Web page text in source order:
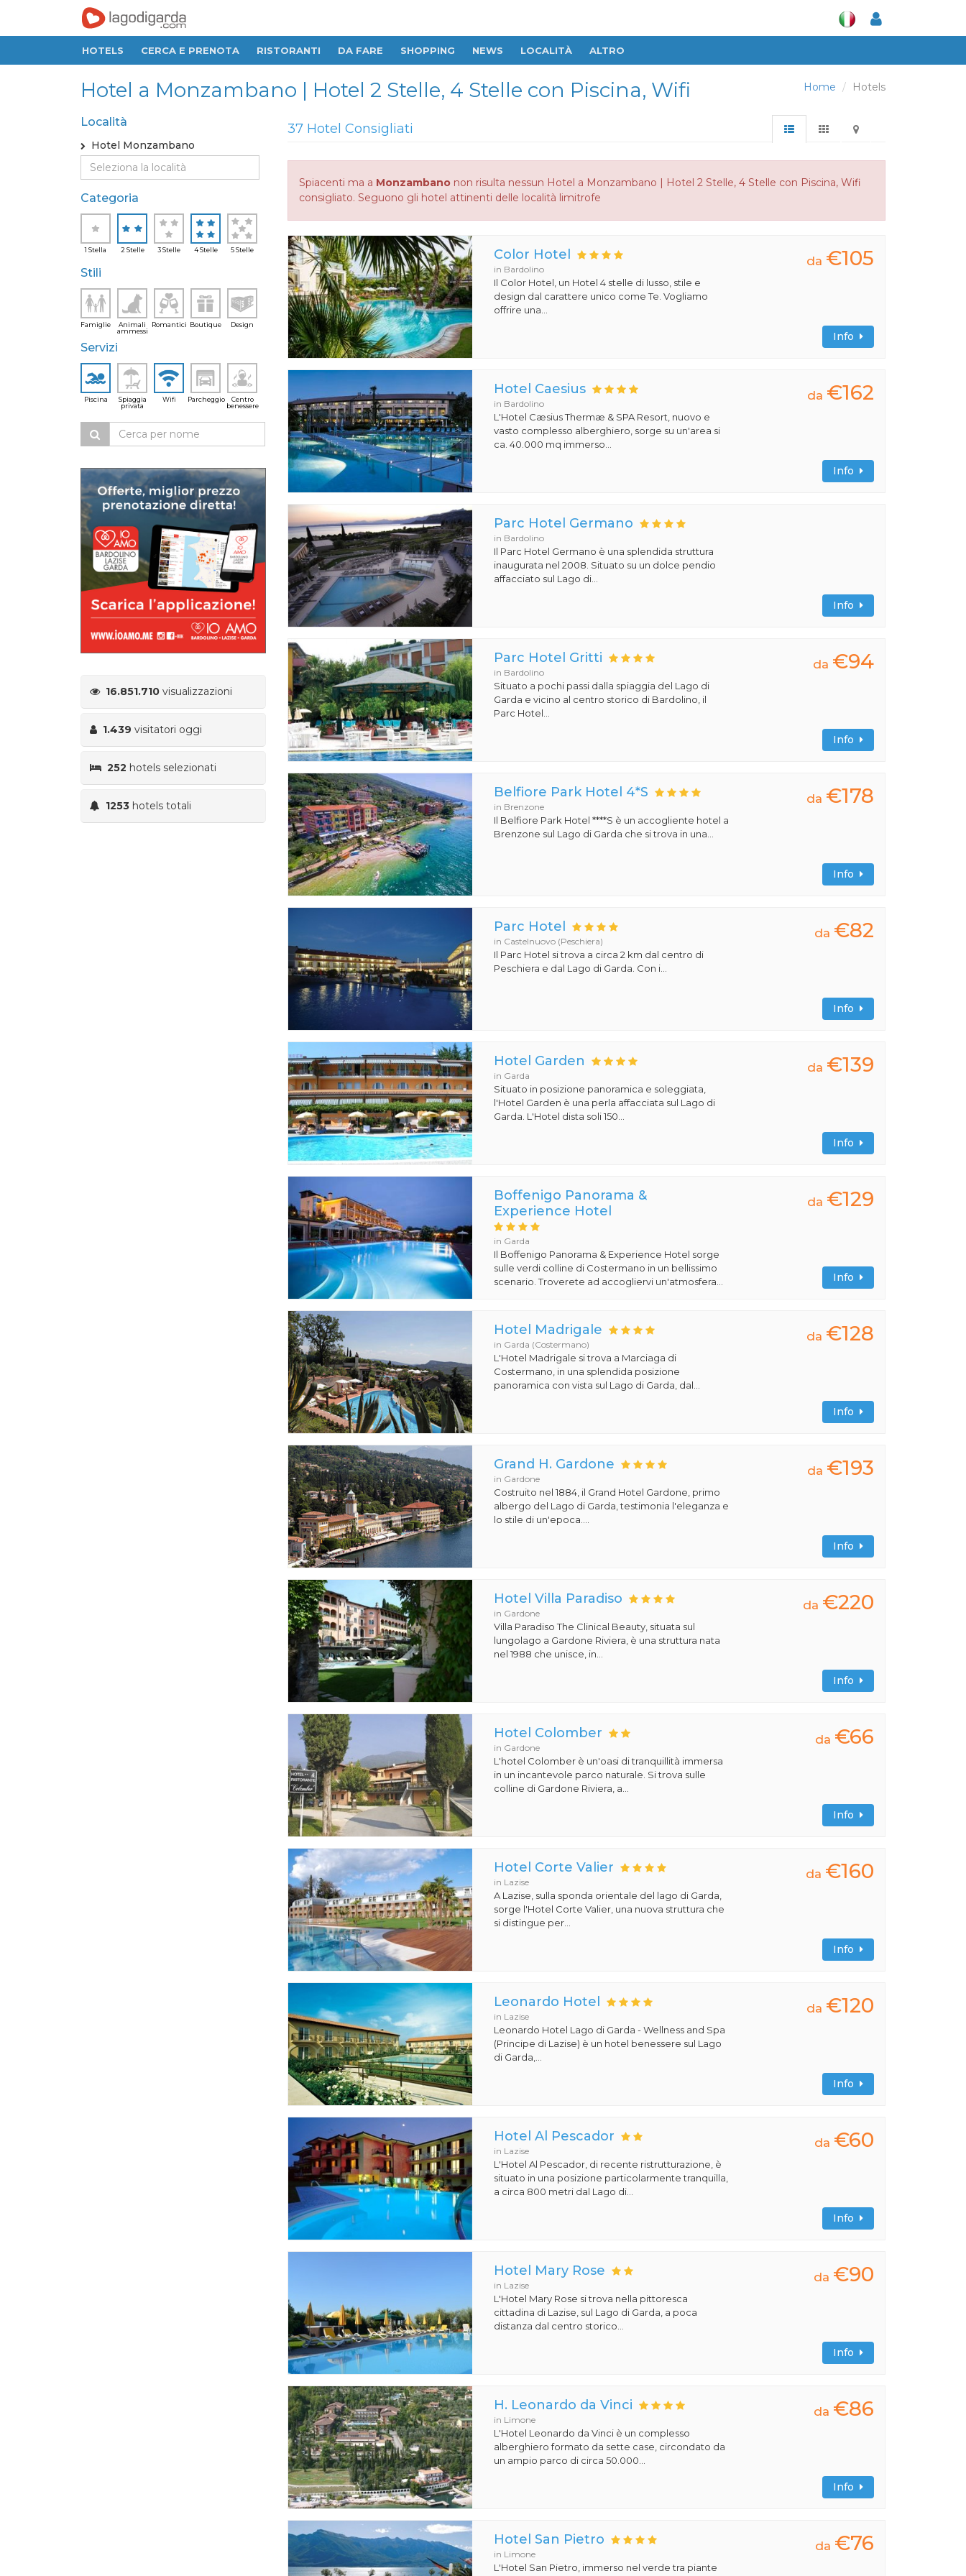
HOTELS CERCA E PRENOTA RISTORANTI DA FARE SHOPPING NEWS LOCALITÀ ALTRO
Home Hotels
Hotel a Monzambano | Hotel 2 Stelle, 4 Stelle con Piscina, Wifi
Località
Hotel Monzambano
Categoria
1 Stella 2 Stelle 3 Stelle 4 Stelle 5 Stelle
Stili
Famiglie
Animali
ammessi
Romantici Boutique Design
Servizi
Piscina
Spiaggia
privata
Wifi Parcheggio
Centro
benessere
16.851.710 visualizzazioni
1.439 visitatori oggi
252 hotels selezionati
1253 hotels totali
37 Hotel Consigliati
Spiacenti ma a Monzambanonon risulta nessun Hotel a Monzambano | Hotel 2 Stelle, 4 Stelle con Piscina, Wifi
consigliato. Seguono gli hotel attinenti delle località limitrofe
Color Hotel
in Bardolino
Il Color Hotel, un Hotel 4 stelle di lusso, stile e
design dal carattere unico come Te. Vogliamo
offrire una...
da €105
Info
Hotel Caesius
in Bardolino
L'Hotel Cæsius Thermæ & SPA Resort, nuovo e
vasto complesso alberghiero, sorge su un'area si
ca. 40.000 mq immerso...
da €162
Info
Parc Hotel Germano
in Bardolino
Il Parc Hotel Germano è una splendida struttura
inaugurata nel 2008. Situato su un dolce pendio
affacciato sul Lago di...
Info
Parc Hotel Gritti
in Bardolino
Situato a pochi passi dalla spiaggia del Lago di
Garda e vicino al centro storico di Bardolino, il
Parc Hotel...
da €94
Info
Belfiore Park Hotel 4*S
in Brenzone
Il Belfiore Park Hotel ****S è un accogliente hotel a
Brenzone sul Lago di Garda che si trova in una...
da €178
Info
Parc Hotel
in Castelnuovo (Peschiera)
Il Parc Hotel si trova a circa 2 km dal centro di
Peschiera e dal Lago di Garda. Con i...
da €82
Info
Hotel Garden
in Garda
Situato in posizione panoramica e soleggiata,
l'Hotel Garden è una perla affacciata sul Lago di
Garda. L'Hotel dista soli 150...
da €139
Info
Boffenigo Panorama &
Experience Hotel
in Garda
Il Boffenigo Panorama & Experience Hotel sorge
sulle verdi colline di Costermano in un bellissimo
scenario. Troverete ad accogliervi un'atmosfera...
da €129
Info
Hotel Madrigale
in Garda (Costermano)
L'Hotel Madrigale si trova a Marciaga di
Costermano, in una splendida posizione
panoramica con vista sul Lago di Garda, dal...
da €128
Info
Grand H. Gardone
in Gardone
Costruito nel 1884, il Grand Hotel Gardone, primo
albergo del Lago di Garda, testimonia l'eleganza e
lo stile di un'epoca....
da €193
Info
Hotel Villa Paradiso
in Gardone
Villa Paradiso The Clinical Beauty, situata sul
lungolago a Gardone Riviera, è una struttura nata
nel 1988 che unisce, in...
da €220
Info
Hotel Colomber
in Gardone
L'hotel Colomber è un'oasi di tranquillità immersa
in un incantevole parco naturale. Si trova sulle
colline di Gardone Riviera, a...
da €66
Info
Hotel Corte Valier
in Lazise
A Lazise, sulla sponda orientale del lago di Garda,
sorge l'Hotel Corte Valier, una nuova struttura che
si distingue per...
da €160
Info
Leonardo Hotel
in Lazise
Leonardo Hotel Lago di Garda - Wellness and Spa
(Principe di Lazise) è un hotel benessere sul Lago
di Garda,...
da €120
Info
Hotel Al Pescador
in Lazise
L'Hotel Al Pescador, di recente ristrutturazione, è
situato in una posizione particolarmente tranquilla,
a circa 800 metri dal Lago di...
da €60
Info
Hotel Mary Rose
in Lazise
L'Hotel Mary Rose si trova nella pittoresca
cittadina di Lazise, sul Lago di Garda, a poca
distanza dal centro storico...
da €90
Info
H. Leonardo da Vinci
in Limone
L'Hotel Leonardo da Vinci è un complesso
alberghiero formato da sette case, circondato da
un ampio parco di circa 50.000...
da €86
Info
Hotel San Pietro
in Limone
L'Hotel San Pietro, immerso nel verde tra piante
da €76